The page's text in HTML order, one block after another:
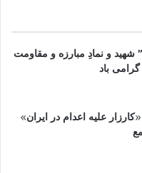
شهید و نمادِ مبارزه و مقاومت
باد
علیه اعدام در ایران»